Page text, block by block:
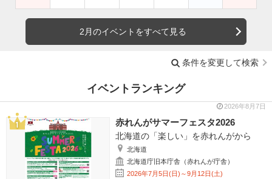
2月のイベントをすべて見る
条件を変更して検索
イベントランキング
2026年8月7日
赤れんがサマーフェスタ2026
北海道の「楽しい」を赤れんがから
北海道
北海道庁旧本庁舎（赤れんが庁舎）
2026年7月5日(日)～9月12日(土)